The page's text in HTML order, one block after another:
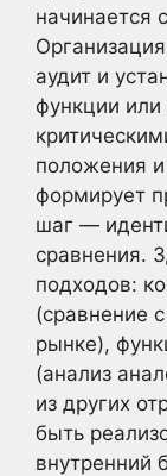
начинается
аудит и
функции или
положения
формирует
шаг —
сравнения.
подходов:
(сравнение
рынке),
(анализ
из других
быть
внутренний